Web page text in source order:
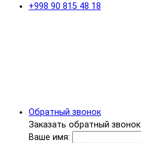
+998 90 815 48 18
Обратный звонок
Заказать обратный звонок
Ваше имя: